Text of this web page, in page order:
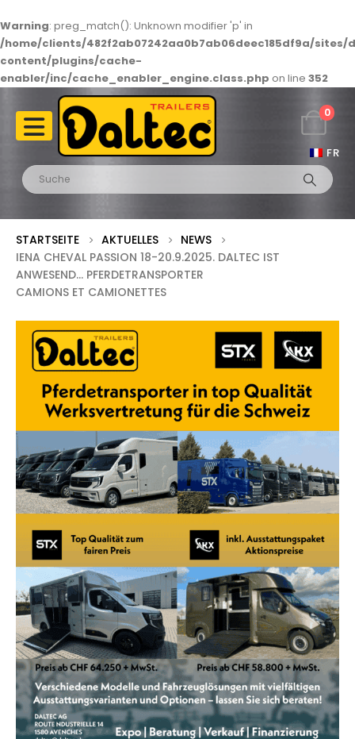
Warning: preg_match(): Unknown modifier 'p' in
/home/clients/482f2ab07242aa0b7ab06deec185df9a/
content/plugins/cache-
enabler/inc/cache_enabler_engine.class.php on line 352
FR
0
STARTSEITE AKTUELLES
NEWS
IENA CHEVAL PASSION 18-20.9.2025. DALTEC IST
ANWESEND… PFERDETRANSPORTER
CAMIONS ET CAMIONETTES